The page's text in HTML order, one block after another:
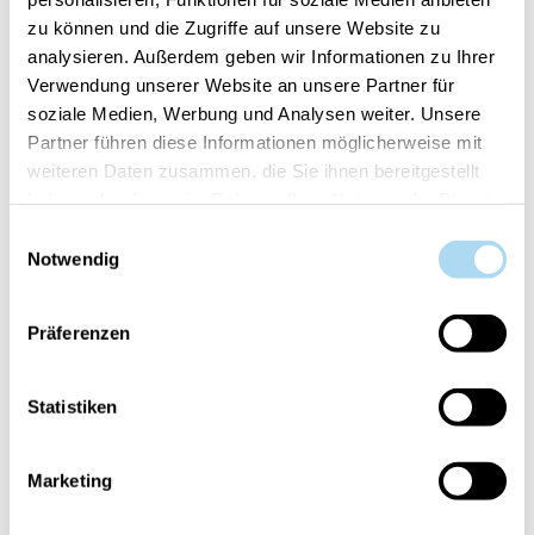
zu können und die Zugriffe auf unsere Website zu
analysieren. Außerdem geben wir Informationen zu Ihrer
Verwendung unserer Website an unsere Partner für
soziale Medien, Werbung und Analysen weiter. Unsere
Partner führen diese Informationen möglicherweise mit
weiteren Daten zusammen, die Sie ihnen bereitgestellt
Notwendig
Präferenzen
Statistiken
Marketing
Tuberose & Jasmine
Premium Candle 3XL
7kg
CHF 590.00
442.50
Tuberose & Jasmine
500ml
CHF 34.90
25%
Tuberose & Jasmine
Water soluble essential
Tuberose & Jasmine
Incense Sticks 23cm